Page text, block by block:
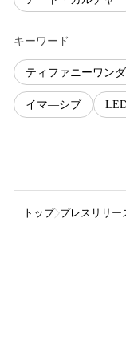
キーワード
ティファニーワン
イマ―シブ
トップ プレスリリー